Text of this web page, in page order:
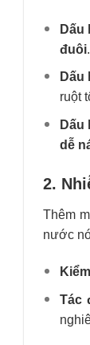
Dấu
đuôi
Dấu
ruột
Dấu
dễ
2.
Thêm
nước
Tác